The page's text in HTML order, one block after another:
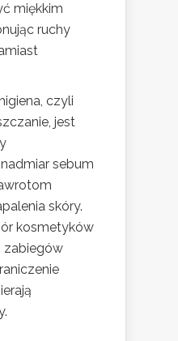
miękkim
ruchy
czyli
jest
sebum
skóry.
kosmetyków
zabiegów